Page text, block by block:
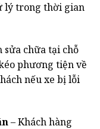
lý trong thời gian
sửa chữa tại chỗ
phương tiện về
nếu xe bị lỗi
– Khách hàng